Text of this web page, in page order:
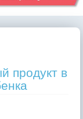
продукт в